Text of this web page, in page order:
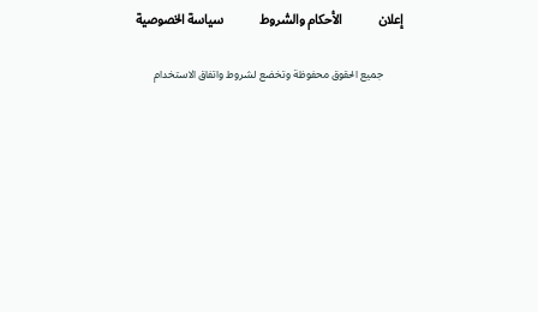
جميع الحقوق محفوظة وتخضع لشروط واتفاق الاستخدام
إعلان الأحكام والشروط سياسة الخصوصية